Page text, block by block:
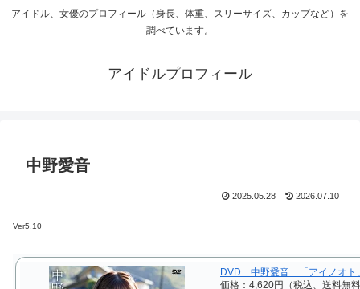
アイドル、女優のプロフィール（身長、体重、スリーサイズ、カップなど）を
調べています。
アイドルプロフィール
中野愛音
2025.05.28 2026.07.10
Ver5.10
DVD 中野愛音 「アイノオト
価格：4,620円（税込、送料無